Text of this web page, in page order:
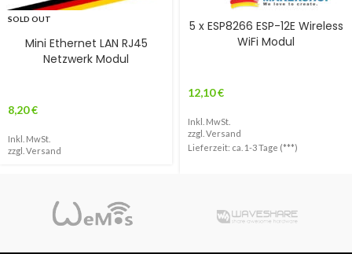
SOLD OUT
Mini Ethernet LAN RJ45
Netzwerk Modul
8,20€
Inkl. MwSt.
zzgl. Versand
5 x ESP8266 ESP-12E Wireless
WiFi Modul
12,10€
Inkl. MwSt.
zzgl. Versand
Lieferzeit: ca. 1-3 Tage (***)